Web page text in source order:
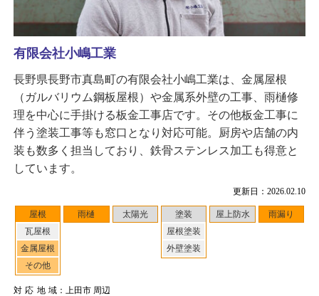
更新日：2026.02.10
屋根
瓦屋根
金属屋根
その他
雨樋 太陽光
塗装
屋根塗装
外壁塗装
屋上防水 雨漏り
対応地域：上田市 周辺
有限会社小嶋工業
長野県長野市真島町の有限会社小嶋工業は、金属屋根
（ガルバリウム鋼板屋根）や金属系外壁の工事、雨樋修
理を中心に手掛ける板金工事店です。その他板金工事に
伴う塗装工事等も窓口となり対応可能。厨房や店舗の内
装も数多く担当しており、鉄骨ステンレス加工も得意と
しています。